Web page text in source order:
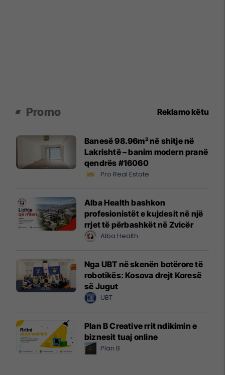
Promo Reklamo këtu
Banesë 98.96m² në shitje në
Lakrishtë – banim modern pranë
qendrës #16060
Pro Real Estate
Alba Health bashkon
profesionistët e kujdesit në një
rrjet të përbashkët në Zvicër
Alba Health
Nga UBT në skenën botërore të
robotikës: Kosova drejt Koresë
së Jugut
UBT
Plan B Creative rrit ndikimin e
biznesit tuaj online
Plan B